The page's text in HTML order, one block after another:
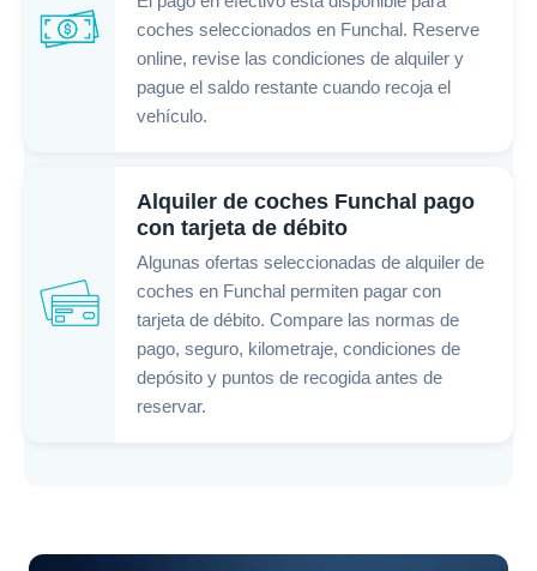
coches seleccionados en Funchal. Reserve
online, revise las condiciones de alquiler y
pague el saldo restante cuando recoja el
vehículo.
Alquiler de coches Funchal pago
con tarjeta de débito
Algunas ofertas seleccionadas de alquiler de
coches en Funchal permiten pagar con
tarjeta de débito. Compare las normas de
pago, seguro, kilometraje, condiciones de
depósito y puntos de recogida antes de
reservar.